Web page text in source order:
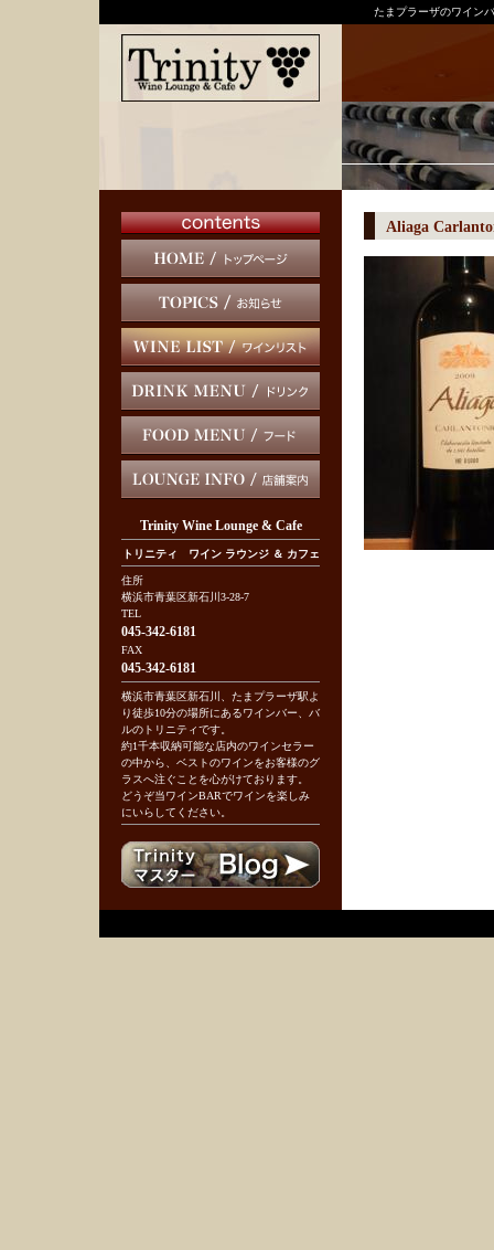
たまプラーザのワイン
Trinity Wine Lounge & Cafe
トリニティ ワイン ラウンジ ＆ カフェ
住所
横浜市青葉区新石川3-28-7
TEL
045-342-6181
FAX
045-342-6181
横浜市青葉区新石川、たまプラーザ駅よ
り徒歩10分の場所にあるワインバー、バ
ルのトリニティです。
約1千本収納可能な店内のワインセラー
の中から、ベストのワインをお客様のグ
ラスへ注ぐことを心がけております。
どうぞ当ワインBARでワインを楽しみ
にいらしてください。
Aliaga